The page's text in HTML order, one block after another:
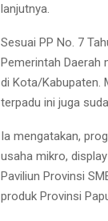
lanjutnya.
Sesuai PP No. 7
Pemerintah Daerah
di Kota/Kabupaten.
terpadu ini juga
Ia mengatakan,
usaha mikro,
Paviliun Provinsi
produk Provinsi